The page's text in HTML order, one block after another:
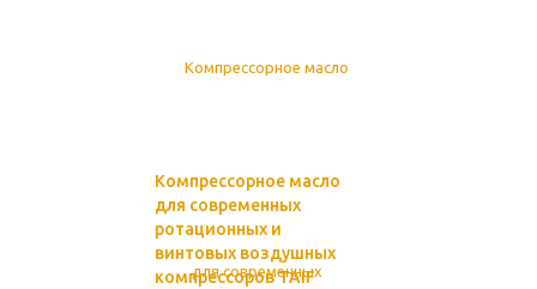
Компрессорное масло
для современных
ротационных и
винтовых воздушных
компрессоров TAIF